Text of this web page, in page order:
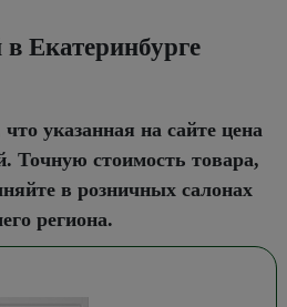
Екатеринбурге
указанная на сайте цена
Точную стоимость товара,
в розничных салонах
региона.